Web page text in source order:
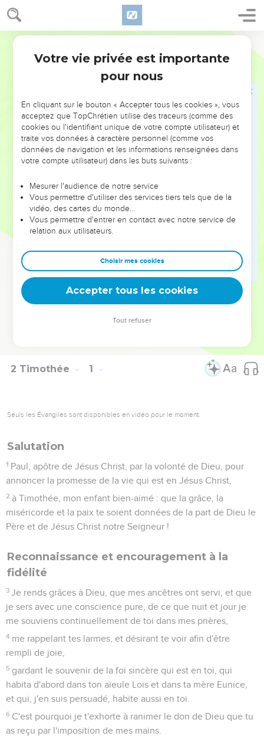
2 Timothée Introduction
laissés à Troas (4.13). Mais il n’est pas sûr de le revoir : il sait
que « le moment de son départ est arrivé » (4.6). Aussi ce
texte a-t-il des allures de testament : le regard de Paul se
pose à la fois sur son passé (ses souvenirs : 1.5-6,11 ; 3.10-11),
La lettre contient donc de nombreuses directives sur ce que
Timothée devra faire pour rester fidèle à l’enseignement
reçu. Dans la situation de persécution qui a amené Paul en
prison, et en raison des enseignements erronés qui
encouragements (ch. 1) pour supporter la souffrance (2.1-13)
et pour défendre la vérité (2.14 à 4.15) : il devra éviter les
discussions inutiles (2.14-26), s’éloigner des gens qui
enseignent des erreurs (3.1-19), rester attaché à ce qu’il a
l’Ecriture est inspirée de Dieu et utile pour enseigner,
réfuter, redresser et apprendre à mener une vie conforme à
la volonté de Dieu » (3.16).
permission. All rights reserved worldwide.
2 Timothée 1
Seuls les Évangiles sont disponibles en vidéo pour le moment.
Salutation
1 Paul, apôtre de Jésus Christ, par la volonté de Dieu, pour
annoncer la promesse de la vie qui est en Jésus Christ,
2 à Timothée, mon enfant bien-aimé : que la grâce, la
miséricorde et la paix te soient données de la part de Dieu le
Père et de Jésus Christ notre Seigneur !
Reconnaissance et encouragement à la
fidélité
3 Je rends grâces à Dieu, que mes ancêtres ont servi, et que
je sers avec une conscience pure, de ce que nuit et jour je
me souviens continuellement de toi dans mes prières,
4 me rappelant tes larmes, et désirant te voir afin d'être
rempli de joie,
5 gardant le souvenir de la foi sincère qui est en toi, qui
habita d'abord dans ton aïeule Loïs et dans ta mère Eunice,
et qui, j'en suis persuadé, habite aussi en toi.
6 C'est pourquoi je t'exhorte à ranimer le don de Dieu que tu
as reçu par l'imposition de mes mains.
Votre vie privée est importante
pour nous
En cliquant sur le bouton « Accepter tous les cookies », vous
acceptez que TopChrétien utilise des traceurs (comme des
cookies ou l'identifiant unique de votre compte utilisateur) et
traite vos données à caractère personnel (comme vos
données de navigation et les informations renseignées dans
votre compte utilisateur) dans les buts suivants :
Mesurer l'audience de notre service
Vous permettre d'utiliser des services tiers tels que de la
vidéo, des cartes du monde…
Vous permettre d'entrer en contact avec notre service de
relation aux utilisateurs.
Choisir mes cookies
Accepter tous les cookies
Tout refuser